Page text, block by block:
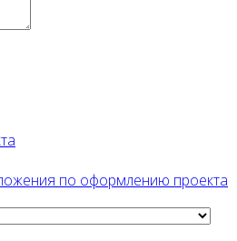
по оформлению проекта